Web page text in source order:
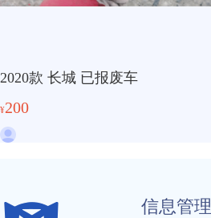
2020款 长城 已报废车
¥200
信息管理